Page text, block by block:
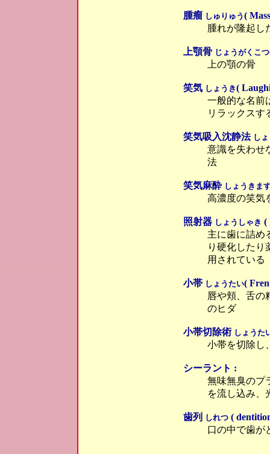
腫瘤 しゅりゅう (
腫れが隆起し
上顎骨 じょうがくこつ
上の顎の骨
笑気 しょうき(
一般的な名前
リラックスす
笑気吸入沈静法 し
意識を失わせ
法
笑気麻酔 しょうきま
高濃度の笑気
照射器 しょうしゃき (
主に歯に詰め
り硬化したり
用されている
小帯 しょうたい(
唇や頬、舌の
のヒダ
小帯切除術 しょうた
小帯を切除し
シーラント :
無味無臭のプ
を流し込み、
歯列 しれつ (
口の中で歯が